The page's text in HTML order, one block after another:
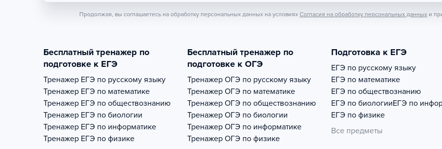
Продолжая, вы соглашаетесь на обработку персональных данных на условиях Согласия на обработку персональных данных и
Бесплатный тренажер по
подготовке к ЕГЭ
Тренажер ЕГЭ по русскому языку
Тренажер ЕГЭ по математике
Тренажер ЕГЭ по обществознанию
Тренажер ЕГЭ по биологии
Тренажер ЕГЭ по информатике
Тренажер ЕГЭ по физике
Бесплатный тренажер по
подготовке к ОГЭ
Тренажер ОГЭ по русскому языку
Тренажер ОГЭ по математике
Тренажер ОГЭ по обществознанию
Тренажер ОГЭ по биологии
Тренажер ОГЭ по информатике
Тренажер ОГЭ по физике
Подготовка к ЕГЭ
ЕГЭ по русскому языку
ЕГЭ по математике
ЕГЭ по обществознанию
ЕГЭ по биологииЕГЭ по
ЕГЭ по физике
Все предметы